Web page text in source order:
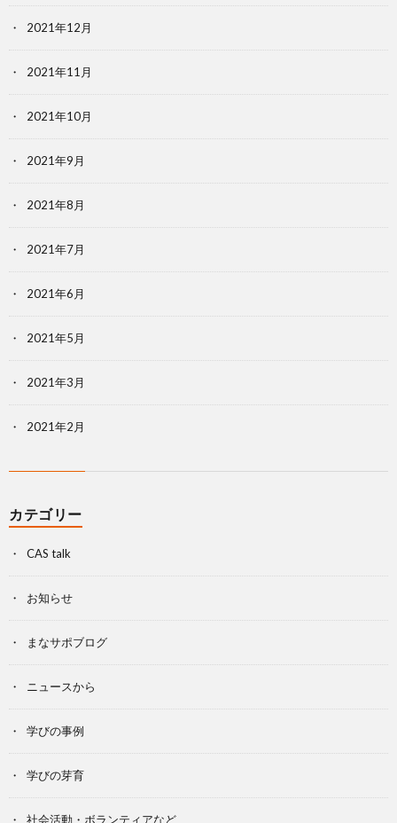
2021年12月
2021年11月
2021年10月
2021年9月
2021年8月
2021年7月
2021年6月
2021年5月
2021年3月
2021年2月
カテゴリー
CAS talk
お知らせ
まなサポブログ
ニュースから
学びの事例
学びの芽育
社会活動・ボランティアなど